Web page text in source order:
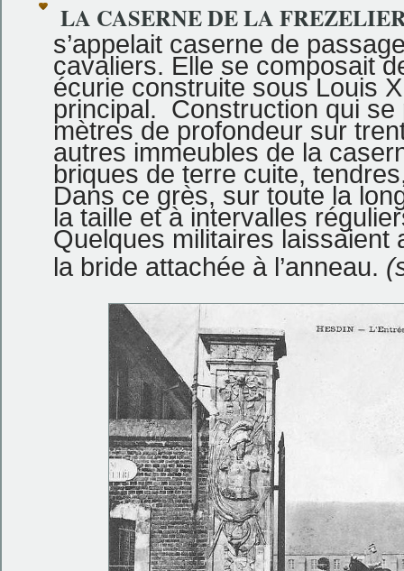
LA CASERNE DE LA
s’appelait caserne de
cavaliers. Elle se composait
écurie construite sous Louis
principal. Construction qui
mètres de profondeur sur
autres immeubles de la
briques de terre cuite,
Dans ce grès, sur toute la
la taille et à intervalles
Quelques militaires laissaient
la bride attachée à l’anneau.